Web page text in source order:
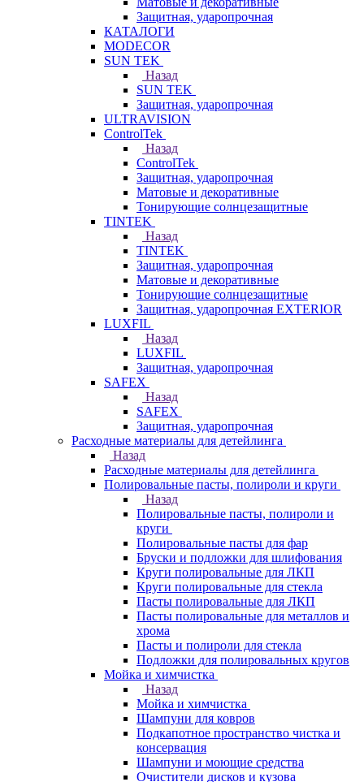
Защитная, ударопрочная
КАТАЛОГИ
MODECOR
SUN TEK
Назад
SUN TEK
Защитная, ударопрочная
ULTRAVISION
ControlTek
Назад
ControlTek
Защитная, ударопрочная
Матовые и декоративные
Тонирующие солнцезащитные
TINTEK
Назад
TINTEK
Защитная, ударопрочная
Матовые и декоративные
Тонирующие солнцезащитные
Защитная, ударопрочная EXTERIOR
LUXFIL
Назад
LUXFIL
Защитная, ударопрочная
SAFEX
Назад
SAFEX
Защитная, ударопрочная
Расходные материалы для детейлинга
Назад
Расходные материалы для детейлинга
Полировальные пасты, полироли и круги
Назад
Полировальные пасты, полироли и
круги
Полировальные пасты для фар
Бруски и подложки для шлифования
Круги полировальные для ЛКП
Круги полировальные для стекла
Пасты полировальные для ЛКП
Пасты полировальные для металлов и
хрома
Пасты и полироли для стекла
Подложки для полировальных кругов
Мойка и химчистка
Назад
Мойка и химчистка
Шампуни для ковров
Подкапотное пространство чистка и
консервация
Шампуни и моющие средства
Очистители дисков и кузова